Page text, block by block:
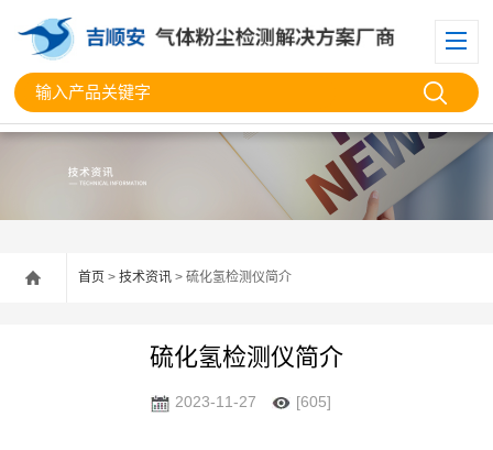
首页 > 技术资讯 > 硫化氢检测仪简介
硫化氢检测仪简介
2023-11-27 [605]